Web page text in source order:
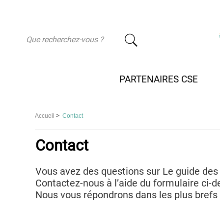
PARTENAIRES CSE
Accueil > Contact
Vous avez des questions sur Le guide des
Contactez-nous à l’aide du formulaire ci-
Nous vous répondrons dans les plus
Contact